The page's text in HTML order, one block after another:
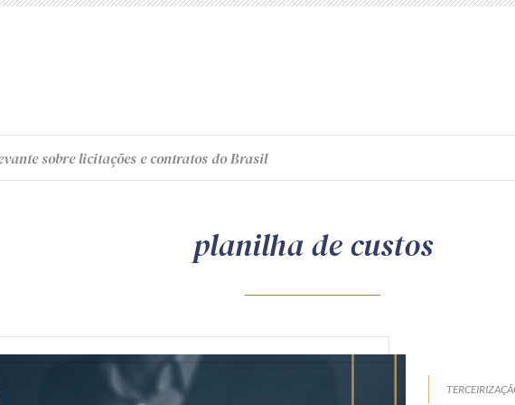
sobre licitações e contratos do Brasil
planilha de custos